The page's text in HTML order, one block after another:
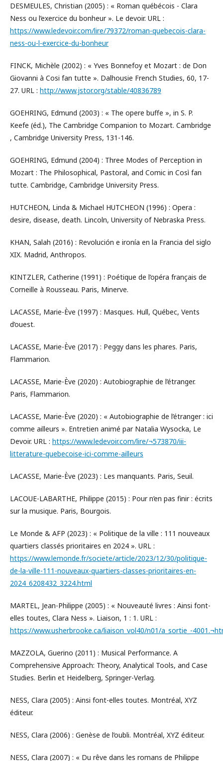
DESMEULES, Christian (2005) : « Roman québécois - Clara
Ness ou l’exercice du bonheur ». Le devoir. URL :
https://www.ledevoir.com/lire/79372/roman-quebecois-clara-
ness-ou-l-exercice-du-bonheur
FINCK, Michèle (2002) : « Yves Bonnefoy et Mozart : de Don
Giovanni à Cosi fan tutte ». Dalhousie French Studies, 60, 17-
27. URL : http://www.jstor.org/stable/40836789
GOEHRING, Edmund (2003) : « The opere buffe », in S. P.
Keefe (éd.), The Cambridge Companion to Mozart. Cambridge
, Cambridge University Press, 131-146.
GOEHRING, Edmund (2004) : Three Modes of Perception in
Mozart : The Philosophical, Pastoral, and Comic in Così fan
tutte. Cambridge, Cambridge University Press.
HUTCHEON, Linda & Michael HUTCHEON (1996) : Opera :
desire, disease, death. Lincoln, University of Nebraska Press.
KHAN, Salah (2016) : Revolución e ironía en la Francia del siglo
XIX. Madrid, Anthropos.
KINTZLER, Catherine (1991) : Poétique de l’opéra français de
Corneille à Rousseau. Paris, Minerve.
LACASSE, Marie-Ève (1997) : Masques. Hull, Québec, Vents
d’ouest.
LACASSE, Marie-Ève (2017) : Peggy dans les phares. Paris,
Flammarion.
LACASSE, Marie-Ève (2020) : Autobiographie de l’étranger.
Paris, Flammarion.
LACASSE, Marie-Ève (2020) : « Autobiographie de l’étranger : ici
comme ailleurs ». Entretien animé par Natalia Wysocka, Le
Devoir. URL : https://www.ledevoir.com/lire/¬573870/iii-
litterature-quebecoise-ici-comme-ailleurs
LACASSE, Marie-Ève (2023) : Les manquants. Paris, Seuil.
LACOUE-LABARTHE, Philippe (2015) : Pour n’en pas finir : écrits
sur la musique. Paris, Bourgois.
Le Monde & AFP (2023) : « Politique de la ville : 111 nouveaux
quartiers classés prioritaires en 2024 ». URL :
https://www.lemonde.fr/societe/article/2023/12/30/politique-
de-la-ville-111-nouveaux-quartiers-classes-prioritaires-en-
2024_6208432_3224.html
MARTEL, Jean-Philippe (2005) : « Nouveauté livres : Ainsi font-
elles toutes, Clara Ness ». Liaison, 1 : 1. URL :
https://www.usherbrooke.ca/liaison_vol40/n01/a_sortie_-
MAZZOLA, Guerino (2011) : Musical Performance. A
Comprehensive Approach: Theory, Analytical Tools, and Case
Studies. Berlin et Heidelberg, Springer-Verlag.
NESS, Clara (2005) : Ainsi font-elles toutes. Montréal, XYZ
éditeur.
NESS, Clara (2006) : Genèse de l’oubli. Montréal, XYZ éditeur.
NESS, Clara (2007) : « Du rêve dans les romans de Philippe